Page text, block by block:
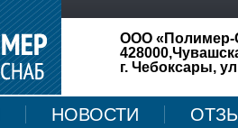
ООО «Полимер-
г. Чебоксары,
НОВОСТИ